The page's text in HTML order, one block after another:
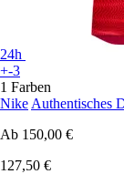
24h
+-3
1 Farben
Nike Authentisches
Ab 150,00 €
127,50 €